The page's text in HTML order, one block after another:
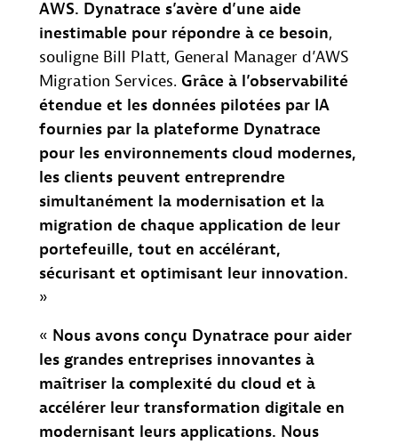
AWS. Dynatrace s’avère d’une aide
inestimable pour répondre à ce besoin,
souligne Bill Platt, General Manager d’AWS
Migration Services. Grâce à l’observabilité
étendue et les données pilotées par IA
fournies par la plateforme Dynatrace
pour les environnements cloud modernes,
les clients peuvent entreprendre
simultanément la modernisation et la
migration de chaque application de leur
portefeuille, tout en accélérant,
sécurisant et optimisant leur innovation.
»
« Nous avons conçu Dynatrace pour aider
les grandes entreprises innovantes à
maîtriser la complexité du cloud et à
accélérer leur transformation digitale en
modernisant leurs applications. Nous